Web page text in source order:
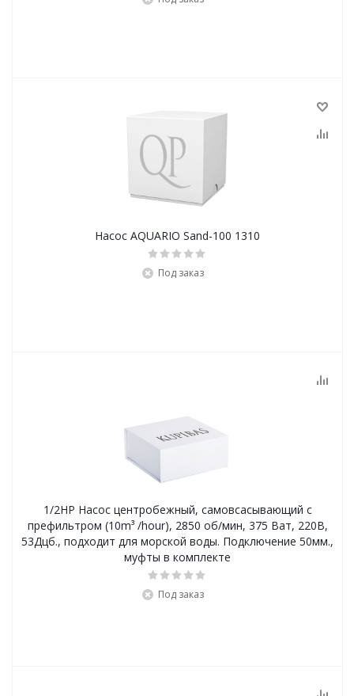
Насос AQUARIO Sand-100 1310
Под заказ
1/2HP Насос центробежный, самовсасывающий с
префильтром (10m³ /hour), 2850 об/мин, 375 Ват, 220В,
53Дцб., подходит для морской воды. Подключение 50мм.,
муфты в комплекте
Под заказ